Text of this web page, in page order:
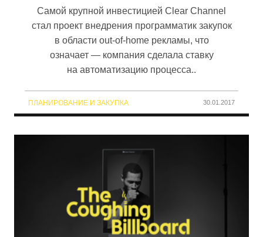
Самой крупной инвестицией Clear Channel
стал проект внедрения программатик закупок
в области out-of-home рекламы, что
означает — компания сделала ставку
на автоматизацию процесса..
ПЛАНИРОВАНИЕ И ЗАКУПКА 30.01.2017